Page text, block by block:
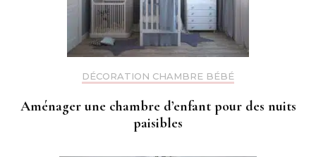
DÉCORATION CHAMBRE BÉBÉ
Aménager une chambre d’enfant pour des nuits
paisibles